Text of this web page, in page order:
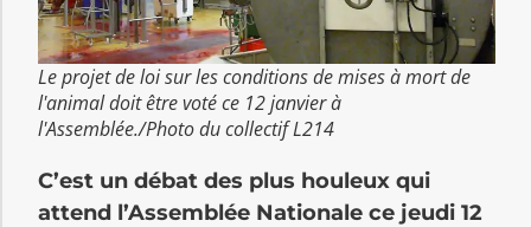
Le projet de loi sur les conditions de mises à mort de
l'animal doit être voté ce 12 janvier à
l'Assemblée./Photo du collectif L214
C’est un débat des plus houleux qui
attend l’Assemblée Nationale ce jeudi 12